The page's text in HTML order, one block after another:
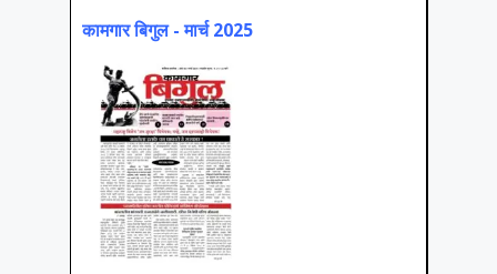
कामगार बिगुल - मार्च 2025